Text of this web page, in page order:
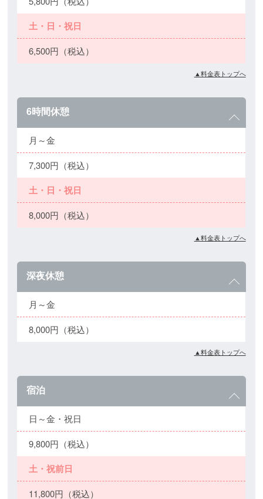
土・日・祝日
6,500円（税込）
▲料金表トップへ
6時間休憩
月～金
7,300円（税込）
土・日・祝日
8,000円（税込）
▲料金表トップへ
深夜休憩
月～金
8,000円（税込）
▲料金表トップへ
宿泊
日～金・祝日
9,800円（税込）
土・祝前日
11,800円（税込）